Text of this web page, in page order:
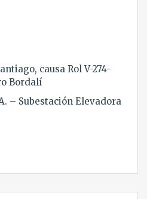
causa Rol V-274-
Bordalí
– Subestación Elevadora